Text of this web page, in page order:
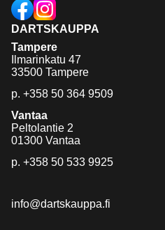
DARTSKAUPPA
Tampere
Ilmarinkatu 47
33500 Tampere
p. +358 50 364 9509
Vantaa
Peltolantie 2
01300 Vantaa
p. +358 50 533 9925
info@dartskauppa.fi